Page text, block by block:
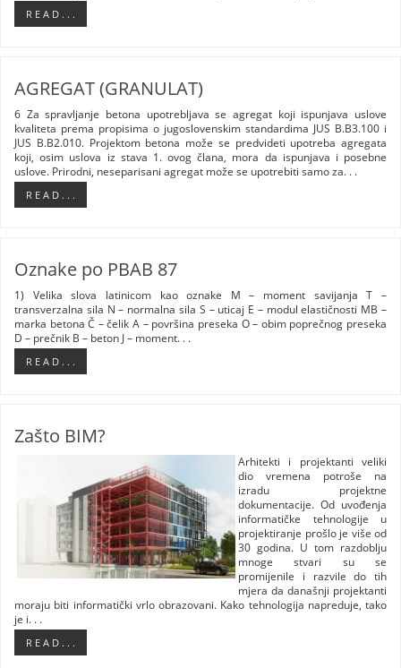
R E A D . . .
AGREGAT (GRANULAT)
6 Za spravljanje betona upotrebljava se agregat koji ispunjava uslove
kvaliteta prema propisima o jugoslovenskim standardima JUS B.B3.100 i
JUS B.B2.010. Projektom betona može se predvideti upotreba agregata
koji, osim uslova iz stava 1. ovog člana, mora da ispunjava i posebne
uslove. Prirodni, neseparisani agregat može se upotrebiti samo za. . .
R E A D . . .
Oznake po PBAB 87
1) Velika slova latinicom kao oznake M – moment savijanja T –
transverzalna sila N – normalna sila S – uticaj E – modul elastičnosti MB –
marka betona Č – čelik A – površina preseka O – obim poprečnog preseka
D – prečnik B – beton J – moment. . .
R E A D . . .
Zašto BIM?
Arhitekti i projektanti veliki
dio vremena potroše na
izradu projektne
dokumentacije. Od uvođenja
informatičke tehnologije u
projektiranje prošlo je više od
30 godina. U tom razdoblju
mnoge stvari su se
promijenile i razvile do tih
mjera da današnji projektanti
moraju biti informatički vrlo obrazovani. Kako tehnologija napreduje, tako
je i. . .
R E A D . . .